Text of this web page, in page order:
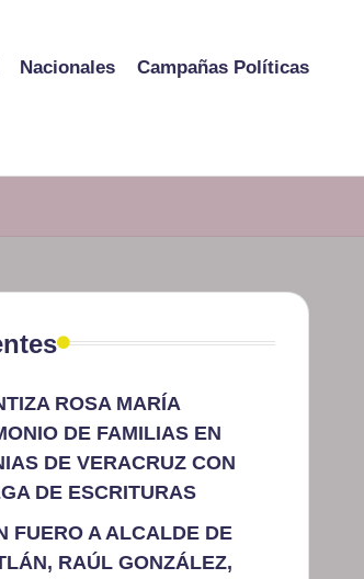
Nacionales Campañas Políticas
ROSA MARÍA
DE FAMILIAS EN
DE VERACRUZ CON
DE ESCRITURAS
FUERO A ALCALDE DE
RAÚL GONZÁLEZ,